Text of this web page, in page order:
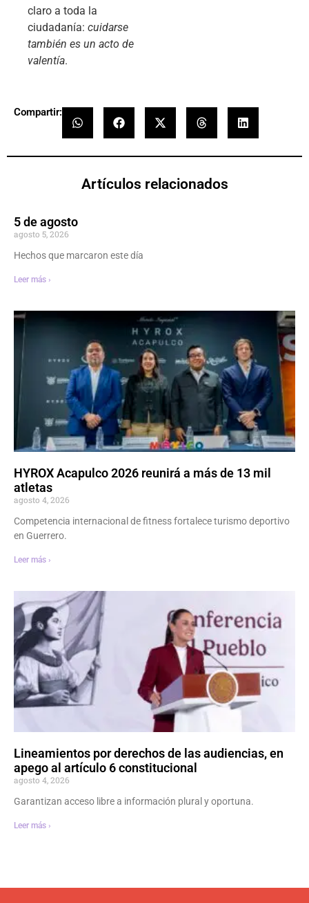
claro a toda la
ciudadanía: cuidarse
también es un acto de
valentía.
Compartir:
Artículos relacionados
5 de agosto
agosto 5, 2026
Hechos que marcaron este día
Leer más ›
HYROX Acapulco 2026 reunirá a más de 13 mil
atletas
agosto 4, 2026
Competencia internacional de fitness fortalece turismo deportivo
en Guerrero.
Leer más ›
Lineamientos por derechos de las audiencias, en
apego al artículo 6 constitucional
agosto 4, 2026
Garantizan acceso libre a información plural y oportuna.
Leer más ›